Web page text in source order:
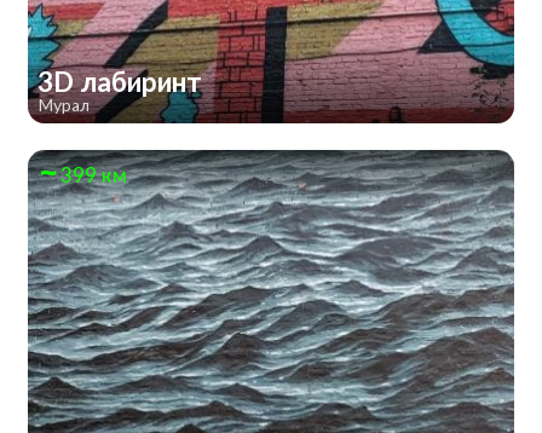
3D лабиринт
Мурал
399 км